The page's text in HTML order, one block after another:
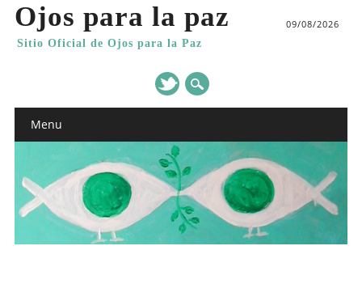
Ojos para la paz
Sitio Oficial de Ojos para la Paz
09/08/2026
Main menu
Menu